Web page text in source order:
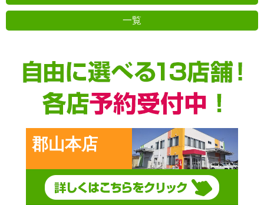
一覧
郡山本店